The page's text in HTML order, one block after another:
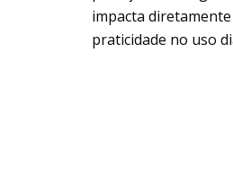
impacta
praticidade no uso